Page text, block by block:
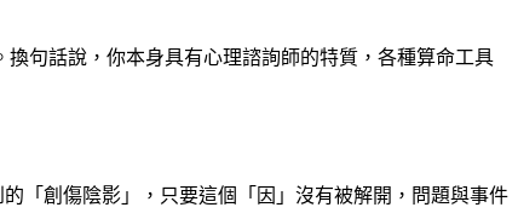
句話說，你本身具有心理諮詢師的特質，各種算命工具
「創傷陰影」，只要這個「因」沒有被解開，問題與事件